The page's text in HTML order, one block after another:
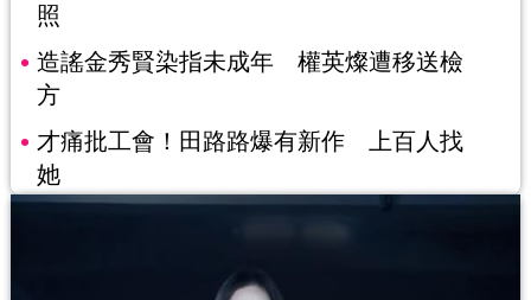
照
造謠金秀賢染指未成年 權英燦遭移送檢
方
才痛批工會！田路路爆有新作 上百人找
她